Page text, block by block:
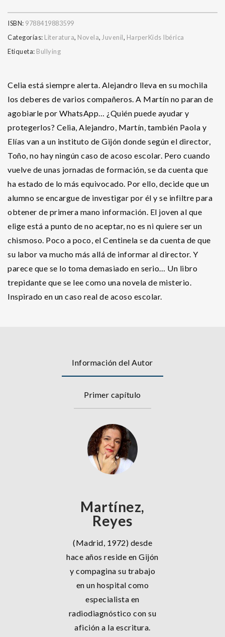
ISBN: 9788419883599
Categorías: Literatura, Novela, Juvenil, HarperKids Ibérica
Etiqueta: Bullying
Celia está siempre alerta. Alejandro lleva en su mochila
los deberes de varios compañeros. A Martín no paran de
agobiarle por WhatsApp… ¿Quién puede ayudar y
protegerlos? Celia, Alejandro, Martín, también Paola y
Elías van a un instituto de Gijón donde según el director,
Toño, no hay ningún caso de acoso escolar. Pero cuando
vuelve de unas jornadas de formación, se da cuenta que
ha estado de lo más equivocado. Por ello, decide que un
alumno se encargue de investigar por él y se infiltre para
obtener de primera mano información. El joven al que
elige está a punto de no aceptar, no es ni quiere ser un
chismoso. Poco a poco, el Centinela se da cuenta de que
su labor va mucho más allá de informar al director. Y
parece que se lo toma demasiado en serio… Un libro
trepidante que se lee como una novela de misterio.
Inspirado en un caso real de acoso escolar.
Información del Autor
Primer capítulo
Martínez,
Reyes
(Madrid, 1972) desde
hace años reside en Gijón
y compagina su trabajo
en un hospital como
especialista en
radiodiagnóstico con su
afición a la escritura.